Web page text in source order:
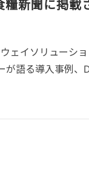
糧新聞に掲載
ェイソリューシ
が語る導入事例、